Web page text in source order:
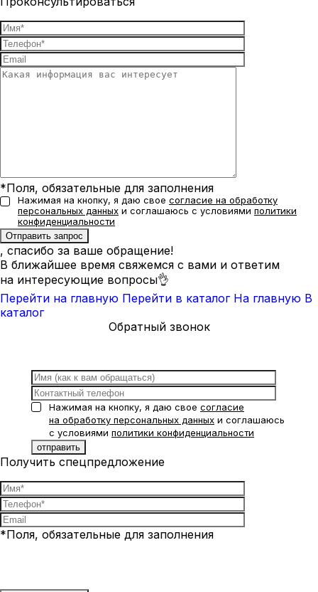
*Поля, обязательные для заполнения
Нажимая на кнопку, я даю свое согласие на обработку
персональных данных и соглашаюсь с условиями политики
конфиденциальности
, спасибо за ваше обращение!
В ближайшее время свяжемся с вами и ответим
на интересующие вопросы👌
Перейти на главную Перейти в каталог На главную В
каталог
Обратный звонок
Нажимая на кнопку, я даю свое согласие
на обработку персональных данных и соглашаюсь
с условиями политики конфиденциальности
Получить спецпредложение
*Поля, обязательные для заполнения